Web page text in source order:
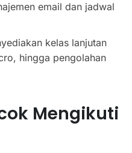
email dan jadwal
kelas lanjutan
hingga pengolahan
Mengikuti